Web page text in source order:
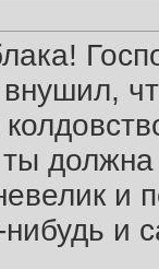
и
нибудь и